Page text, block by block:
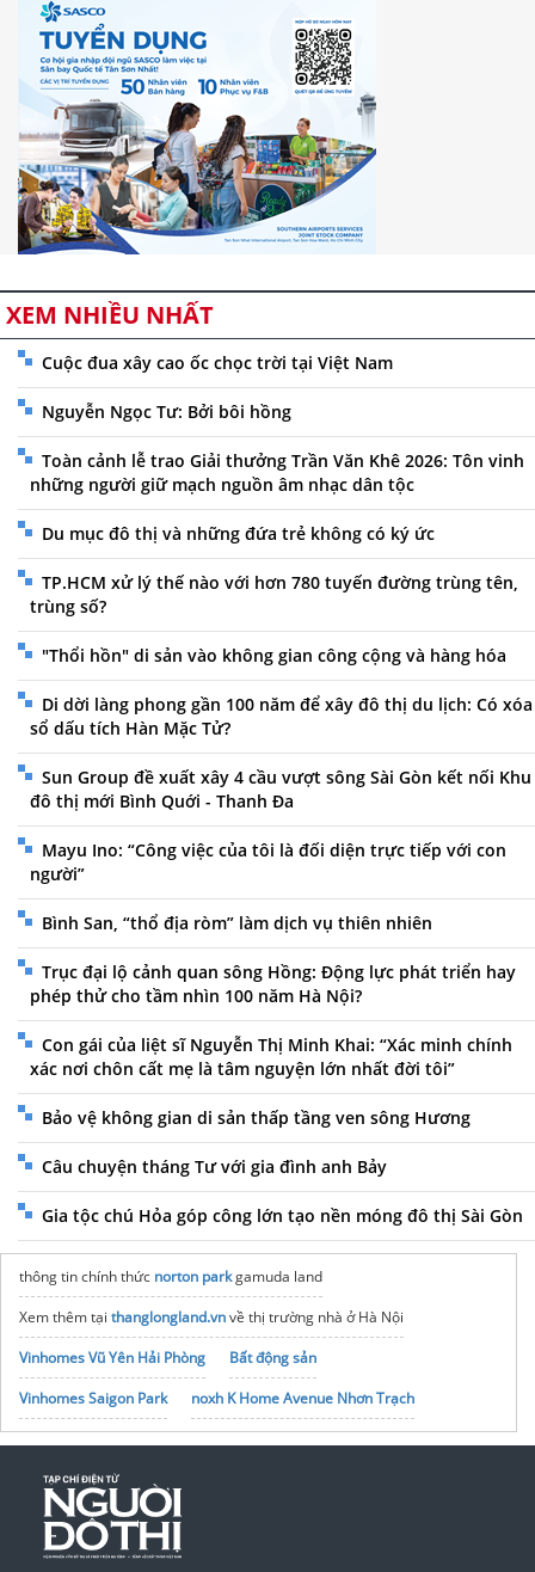
XEM NHIỀU NHẤT
Cuộc đua xây cao ốc chọc trời tại Việt Nam
Nguyễn Ngọc Tư: Bởi bôi hồng
Toàn cảnh lễ trao Giải thưởng Trần Văn Khê 2026: Tôn vinh
những người giữ mạch nguồn âm nhạc dân tộc
Du mục đô thị và những đứa trẻ không có ký ức
TP.HCM xử lý thế nào với hơn 780 tuyến đường trùng tên,
trùng số?
"Thổi hồn" di sản vào không gian công cộng và hàng hóa
Di dời làng phong gần 100 năm để xây đô thị du lịch: Có xóa
sổ dấu tích Hàn Mặc Tử?
Sun Group đề xuất xây 4 cầu vượt sông Sài Gòn kết nối Khu
đô thị mới Bình Quới - Thanh Đa
Mayu Ino: “Công việc của tôi là đối diện trực tiếp với con
người”
Bình San, “thổ địa ròm” làm dịch vụ thiên nhiên
Trục đại lộ cảnh quan sông Hồng: Động lực phát triển hay
phép thử cho tầm nhìn 100 năm Hà Nội?
Con gái của liệt sĩ Nguyễn Thị Minh Khai: “Xác minh chính
xác nơi chôn cất mẹ là tâm nguyện lớn nhất đời tôi”
Bảo vệ không gian di sản thấp tầng ven sông Hương
Câu chuyện tháng Tư với gia đình anh Bảy
Gia tộc chú Hỏa góp công lớn tạo nền móng đô thị Sài Gòn
thông tin chính thức norton parkgamuda land
Xem thêm tại thanglongland.vnvề thị trường nhà ở Hà Nội
Vinhomes Vũ Yên Hải Phòng
Bất động sản
Vinhomes Saigon Park
noxh K Home Avenue Nhơn Trạch